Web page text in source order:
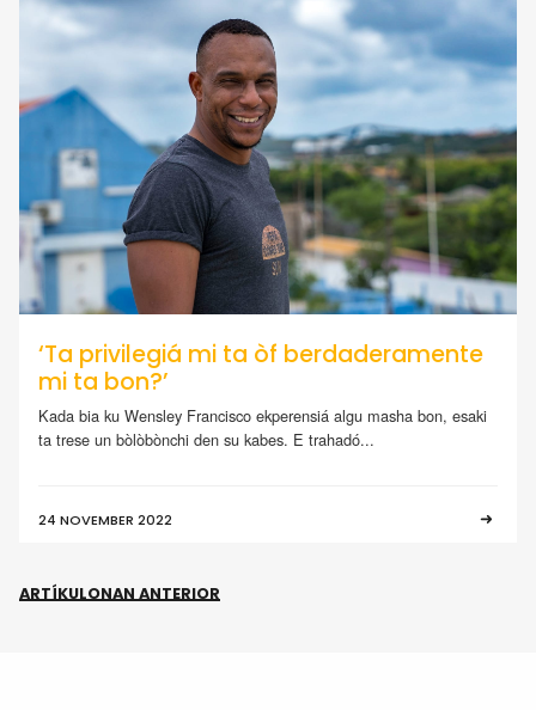
‘Ta privilegiá mi ta òf berdaderamente
mi ta bon?’
Kada bia ku Wensley Francisco ekperensiá algu masha bon, esaki
ta trese un bòlòbònchi den su kabes. E trahadó...
24 NOVEMBER 2022
ARTÍKULONAN ANTERIOR